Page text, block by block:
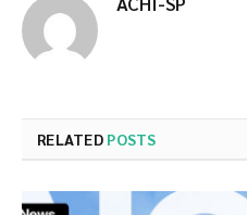
RELATED POSTS